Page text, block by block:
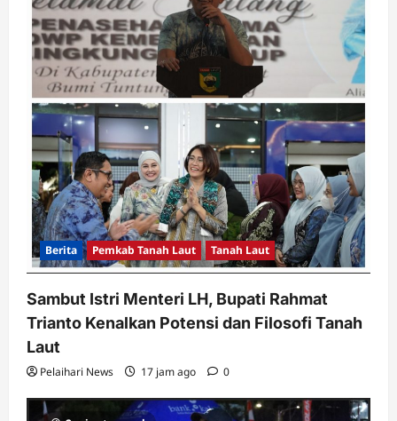
Berita Pemkab Tanah Laut Tanah Laut
Sambut Istri Menteri LH, Bupati Rahmat
Trianto Kenalkan Potensi dan Filosofi Tanah
Laut
Pelaihari News 17 jam ago 0